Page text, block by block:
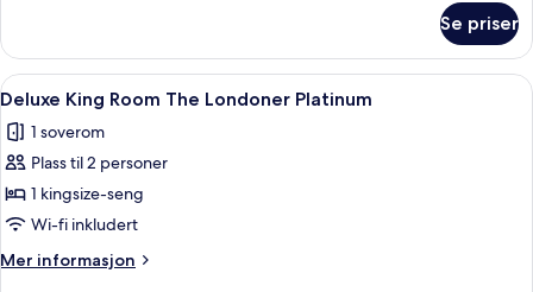
Room
The
Londoner
Se priser
Åpne
alle
bildene
av
Deluxe
King
Room
The
Sengetøy av topp kvalitet, minibar,
4
Deluxe King Room The Londoner Platinum
1 soverom
Plass til 2 personer
1 kingsize-seng
Wi-fi inkludert
Mer informasjon
Mer